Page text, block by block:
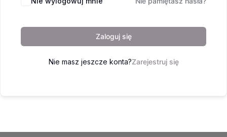
Zaloguj się
Nie masz jeszcze konta?Zarejestruj się